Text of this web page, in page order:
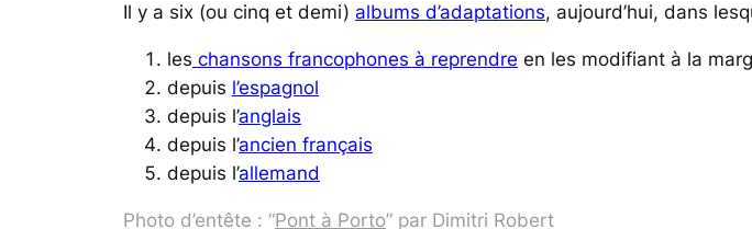
Il y a six (ou cinq et demi) albums d’adaptations, aujourd’hui, dans
les chansons francophones à reprendre en les modifiant à la
depuis l’espagnol
depuis l’anglais
depuis l’ancien français
depuis l’allemand
Photo d’entête : “Pont à Porto” par Dimitri Robert